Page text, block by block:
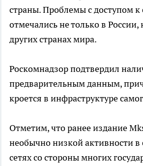
страны. Проблемы с доступом к
отмечались не только в
других странах мира.
Роскомнадзор подтвердил
предварительным данным,
кроется в инфраструктуре
Отметим, что ранее издание
необычно низкой активности в
сетях со стороны многих